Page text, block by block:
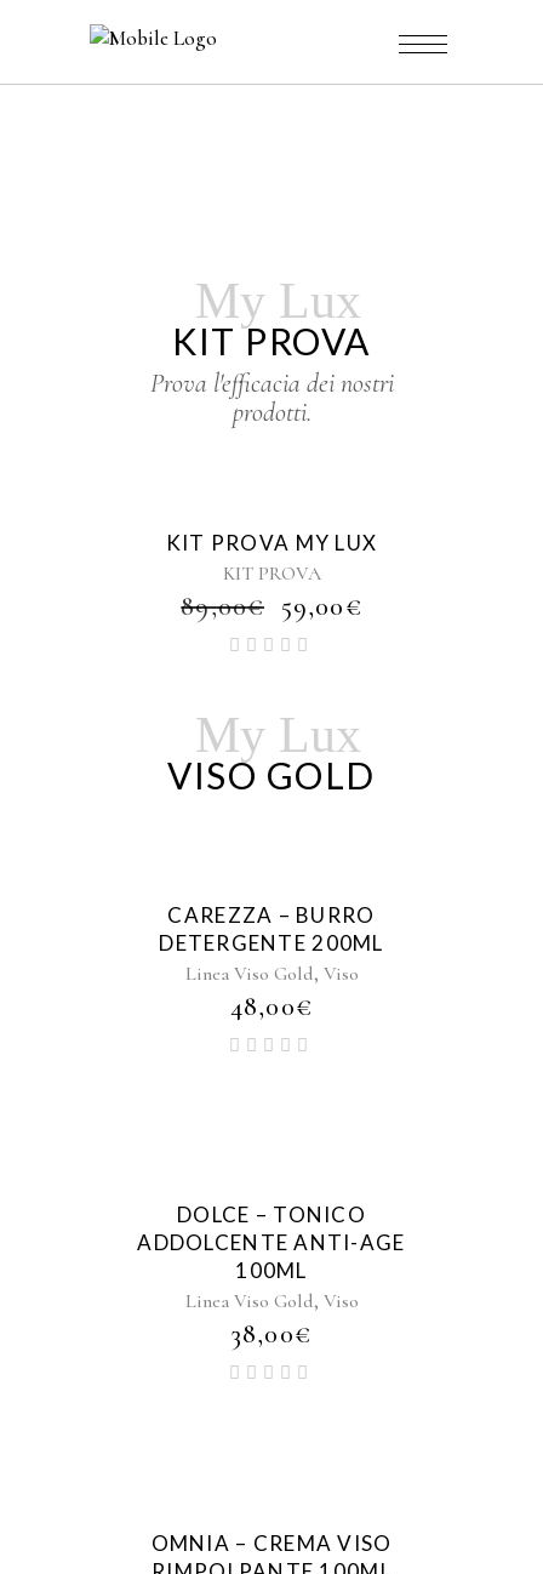
My Lux
KIT PROVA
Prova l'efficacia dei nostri
prodotti.
Sale
KIT PROVA MY LUX
KIT PROVA
89,00€ IL
PREZZO
ORIGINALE
89,00€.
59,00€
My Lux
VISO GOLD
CAREZZA – BURRO
DETERGENTE 200ML
Linea Viso Gold, Viso
48,00€
DOLCE – TONICO
ADDOLCENTE ANTI-AGE
100ML
Linea Viso Gold, Viso
38,00€
OMNIA – CREMA VISO